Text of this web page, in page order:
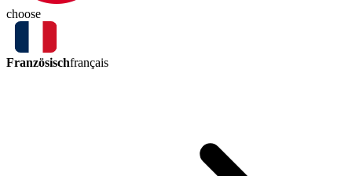
choose
Französischfrançais